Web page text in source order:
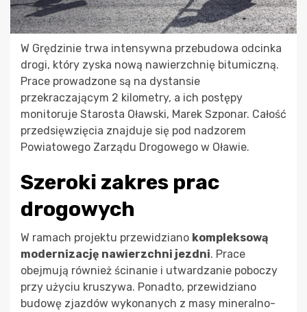
W Grędzinie trwa intensywna przebudowa odcinka
drogi, który zyska nową nawierzchnię bitumiczną.
Prace prowadzone są na dystansie
przekraczającym 2 kilometry, a ich postępy
monitoruje Starosta Oławski, Marek Szponar. Całość
przedsięwzięcia znajduje się pod nadzorem
Powiatowego Zarządu Drogowego w Oławie.
Szeroki zakres prac
drogowych
W ramach projektu przewidziano kompleksową
modernizację nawierzchni jezdni. Prace
obejmują również ścinanie i utwardzanie poboczy
przy użyciu kruszywa. Ponadto, przewidziano
budowę zjazdów wykonanych z masy mineralno-